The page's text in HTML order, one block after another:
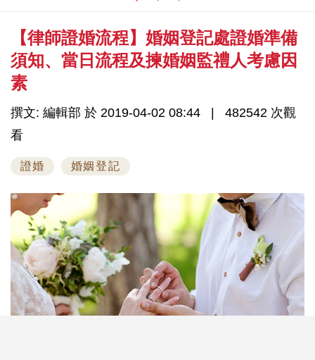
【律師證婚流程】婚姻登記處證婚準備
須知、當日流程及揀婚姻監禮人考慮因
素
撰文: 編輯部 於 2019-04-02 08:44
482542 次觀
看
證婚 婚姻登記